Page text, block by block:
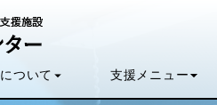
について 支援 メニュー